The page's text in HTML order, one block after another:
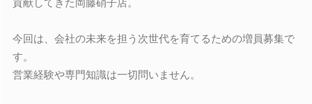
貢献してきた岡藤硝子店。
今回は、会社の未来を担う次世代を育てるための増員募集で
す。
営業経験や専門知識は一切問いません。